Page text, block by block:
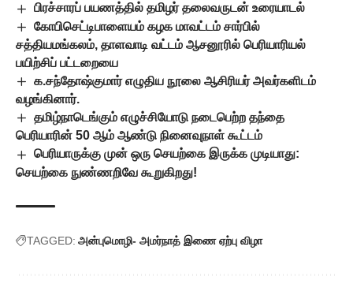
பிரச்சாரப் பயணத்தில் தமிழர் தலைவருடன் உரையாடல்
கோபிசெட்டிபாளையம் கழக மாவட்டம் சார்பில்
சத்தியமங்கலம், தாளவாடி வட்டம் ஆசனூரில் பெரியாரியல்
பயிற்சிப் பட்டறையை
க.சந்தோஷ்குமார் எழுதிய நூலை ஆசிரியர் அவர்களிடம்
வழங்கினார்.
தமிழ்நாடெங்கும் எழுச்சியோடு நடைபெற்ற தந்தை
பெரியாரின் 50 ஆம் ஆண்டு நினைவுநாள் கூட்டம்
பெரியாருக்கு முன் ஒரு செயற்கை இருக்க முடியாது:
செயற்கை நுண்ணறிவே கூறுகிறது!
TAGGED: அன்புமொழி- அமர்நாத் இணை ஏற்பு விழா